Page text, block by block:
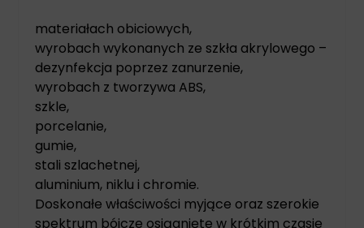
materiałach obiciowych,
wyrobach wykonanych ze szkła akrylowego –
dezynfekcja poprzez zanurzenie,
wyrobach z tworzywa ABS,
szkle,
porcelanie,
gumie,
stali szlachetnej,
aluminium, niklu i chromie.
Doskonałe właściwości myjące oraz szerokie
spektrum bójcze osiągnięte w krótkim czasie